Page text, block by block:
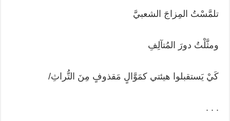
تلمَّسْتُ المِزاجَ الشعبيَّ
ومثَّلْتُ دورَ المُتآلِفِ
كَيْ يَستقبلوا هيئتي كمَوَّالٍ مَقذوفٍ مِنَ التُّراثِ/
. . .